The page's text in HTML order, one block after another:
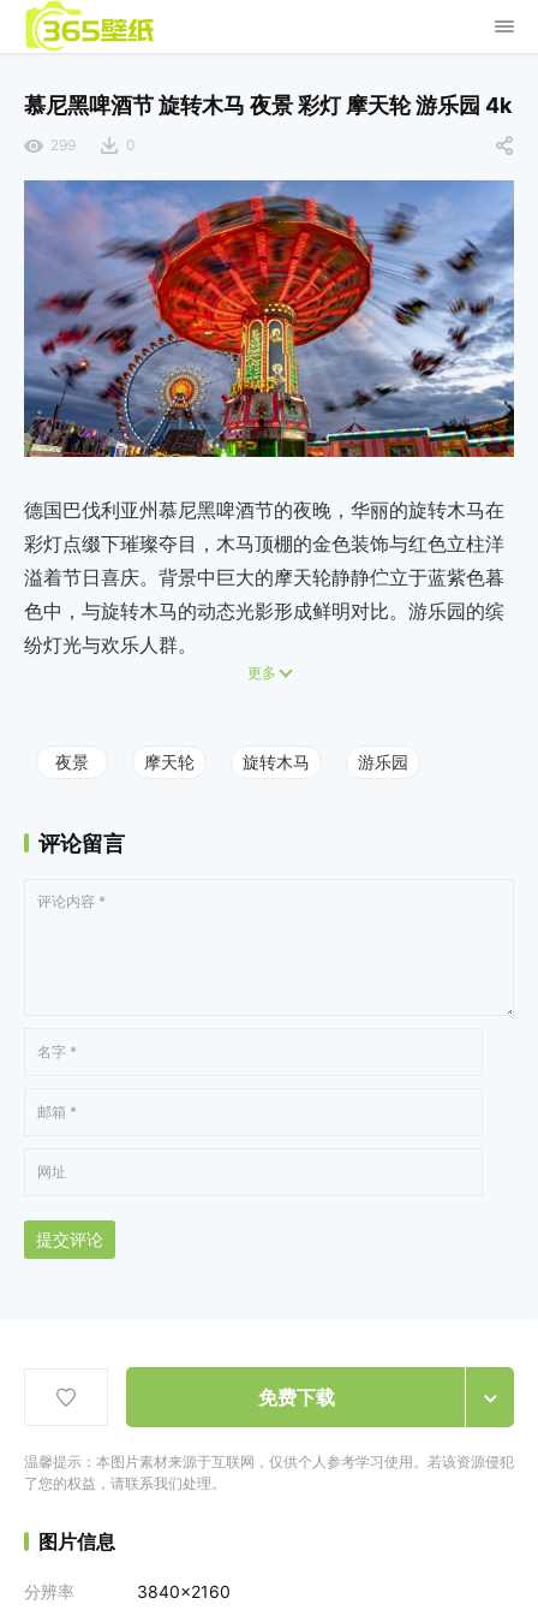
慕尼黑啤酒节 旋转木马 夜景 彩灯 摩天轮 游乐园 4k
299 0
德国巴伐利亚州慕尼黑啤酒节的夜晚，华丽的旋转木马在
彩灯点缀下璀璨夺目，木马顶棚的金色装饰与红色立柱洋
溢着节日喜庆。背景中巨大的摩天轮静静伫立于蓝紫色暮
色中，与旋转木马的动态光影形成鲜明对比。游乐园的缤
纷灯光与欢乐人群。
更多
夜景 摩天轮 旋转木马 游乐园
评论留言
提交评论
免费下载
温馨提示：本图片素材来源于互联网，仅供个人参考学习使用。若该资源侵犯
了您的权益，请联系我们处理。
图片信息
分辨率
3840x2160